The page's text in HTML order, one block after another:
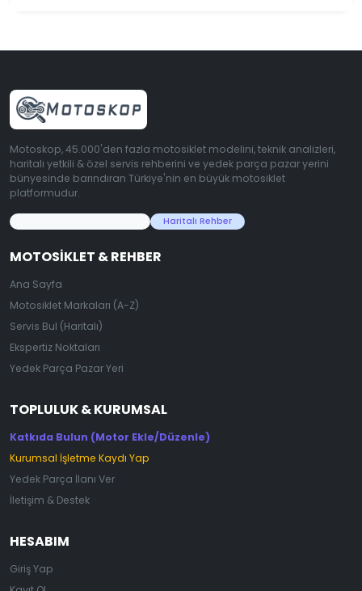
Motoskop, 45.000'den fazla motosiklet modelini, teknik analizleri,
haritalı yetkili & özel servis rehberini ve yedek parça pazar yerini
bünyesinde barındıran Türkiye'nin en büyük motosiklet
platformudur.
Haritalı Rehber
MOTOSIKLET & REHBER
Ana Sayfa
Motosiklet Markaları (A-Z)
Servis Bul (Haritalı)
Ekspertiz Noktaları
Yedek Parça Pazar Yeri
TOPLULUK & KURUMSAL
Katkıda Bulun (Motor Ekle/Düzenle)
Kurumsal İşletme Kaydı Yap
Yedek Parça İlanı Ver
İletişim & Destek
HESABIM
Giriş Yap